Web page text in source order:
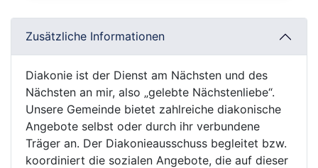
Zusätzliche Informationen
Diakonie ist der Dienst am Nächsten und des
Nächsten an mir, also „gelebte Nächstenliebe“.
Unsere Gemeinde bietet zahlreiche diakonische
Angebote selbst oder durch ihr verbundene
Träger an. Der Diakonieausschuss begleitet bzw.
koordiniert die sozialen Angebote, die auf dieser